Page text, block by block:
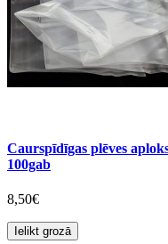
Caurspīdīgas plēves
100gab
8,50€
Ielikt grozā